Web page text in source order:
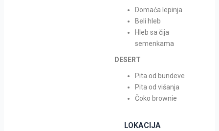
Domaća lepinja
Beli hleb
Hleb sa čija
semenkama
DESERT
Pita od bundeve
Pita od višanja
Čoko brownie
LOKACIJA